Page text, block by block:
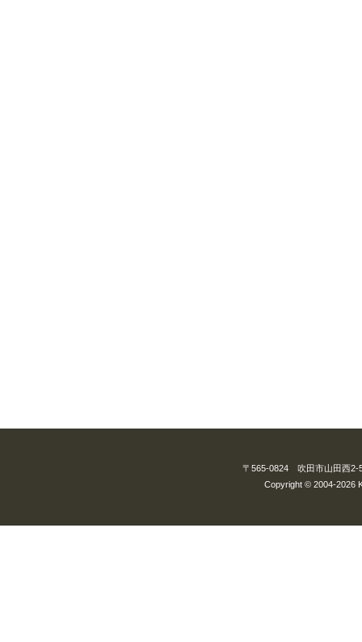
〒565-0824 吹田市山田西
Copyright © 2004-2026